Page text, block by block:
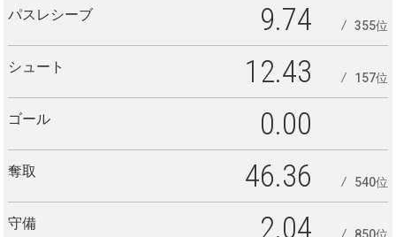
パスレシーブ 9.74 355位
シュート 12.43 157位
ゴール 0.00
奪取 46.36 540位
守備 2.04